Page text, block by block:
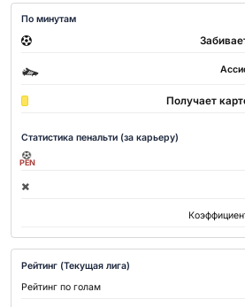
По минутам
Получает
Статистика пенальти (за карьеру)
PEN
Рейтинг (Текущая лига)
Рейтинг по голам